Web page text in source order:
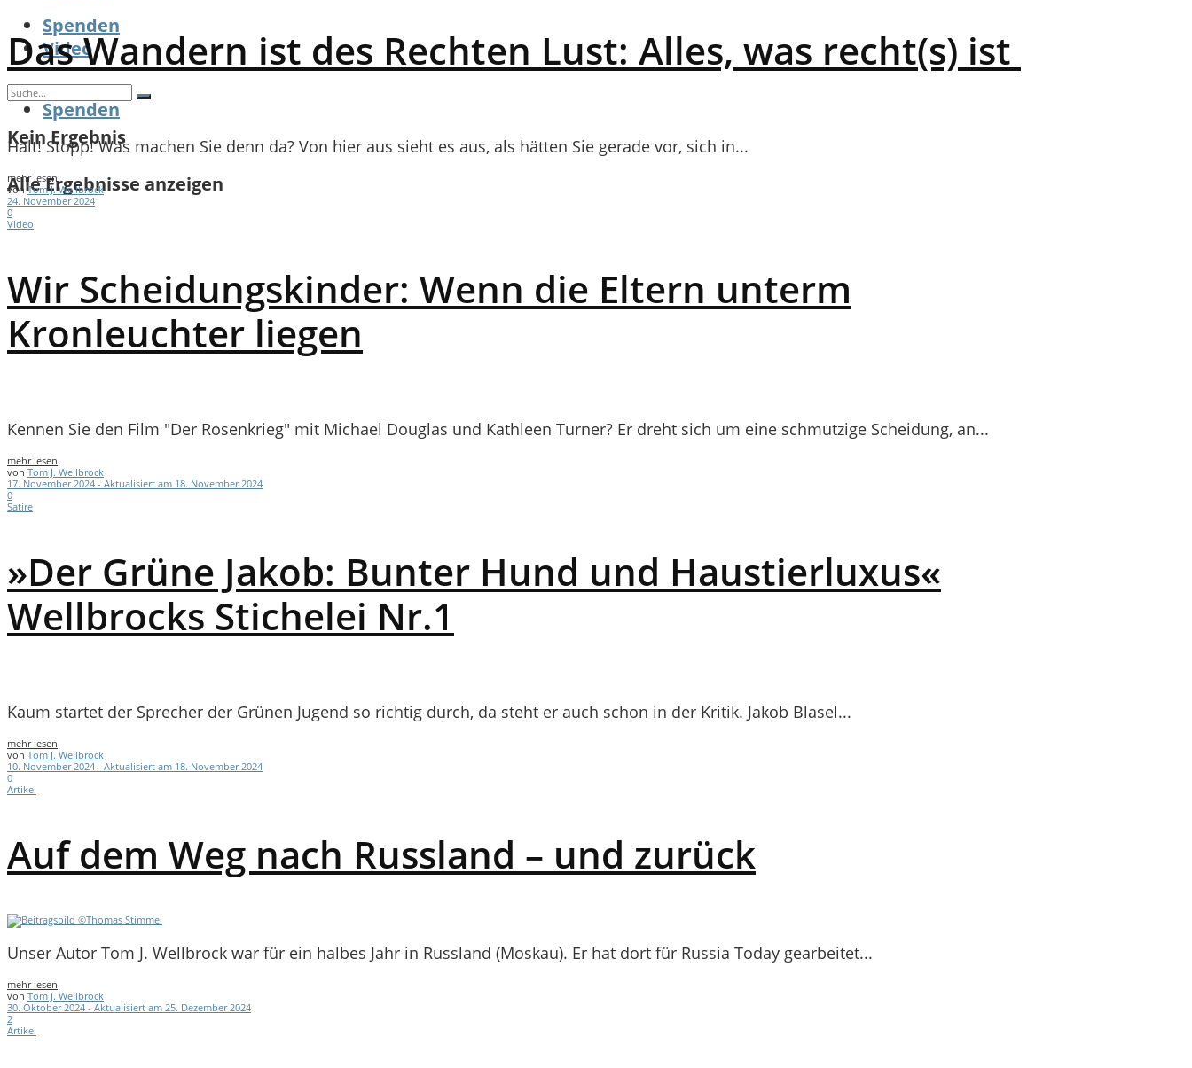
Video
Spenden
Spenden
Kein Ergebnis
Alle Ergebnisse anzeigen
Das Wandern ist des Rechten Lust: Alles, was recht(s) ist
Halt! Stopp! Was machen Sie denn da? Von hier aus sieht es aus, als hätten Sie gerade vor, sich in...
mehr lesen
von Tom J. Wellbrock
24. November 2024
0
Video
Wir Scheidungskinder: Wenn die Eltern unterm
Kronleuchter liegen
Kennen Sie den Film "Der Rosenkrieg" mit Michael Douglas und Kathleen Turner? Er dreht sich um eine schmutzige Scheidung, an...
mehr lesen
von Tom J. Wellbrock
17. November 2024 - Aktualisiert am 18. November 2024
0
Satire
»Der Grüne Jakob: Bunter Hund und Haustierluxus«
Wellbrocks Stichelei Nr.1
Kaum startet der Sprecher der Grünen Jugend so richtig durch, da steht er auch schon in der Kritik. Jakob Blasel...
mehr lesen
von Tom J. Wellbrock
10. November 2024 - Aktualisiert am 18. November 2024
0
Artikel
Auf dem Weg nach Russland – und zurück
Unser Autor Tom J. Wellbrock war für ein halbes Jahr in Russland (Moskau). Er hat dort für Russia Today gearbeitet...
mehr lesen
von Tom J. Wellbrock
30. Oktober 2024 - Aktualisiert am 25. Dezember 2024
2
Artikel